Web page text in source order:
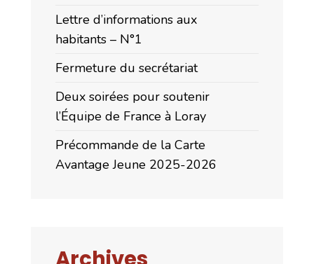
Lettre d’informations aux
habitants – N°1
Fermeture du secrétariat
Deux soirées pour soutenir
l’Équipe de France à Loray
Précommande de la Carte
Avantage Jeune 2025-2026